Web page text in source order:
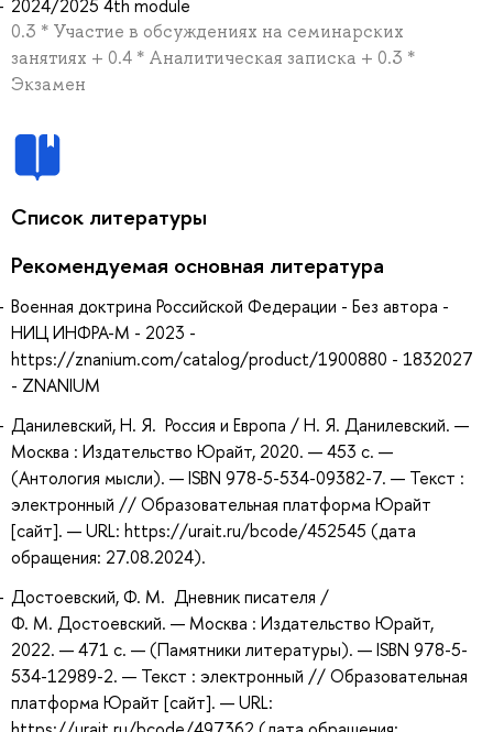
2024/2025 4th module
0.3 * Участие в обсуждениях на семинарских
занятиях + 0.4 * Аналитическая записка + 0.3 *
Экзамен
Список литературы
Рекомендуемая основная литература
Военная доктрина Российской Федерации - Без автора -
НИЦ ИНФРА-М - 2023 -
https://znanium.com/catalog/product/1900880 - 1832027
- ZNANIUM
Данилевский, Н. Я. Россия и Европа / Н. Я. Данилевский. —
Москва : Издательство Юрайт, 2020. — 453 с. —
(Антология мысли). — ISBN 978-5-534-09382-7. — Текст :
электронный // Образовательная платформа Юрайт
[сайт]. — URL: https://urait.ru/bcode/452545 (дата
обращения: 27.08.2024).
Достоевский, Ф. М. Дневник писателя /
Ф. М. Достоевский. — Москва : Издательство Юрайт,
2022. — 471 с. — (Памятники литературы). — ISBN 978-5-
534-12989-2. — Текст : электронный // Образовательная
платформа Юрайт [сайт]. — URL: